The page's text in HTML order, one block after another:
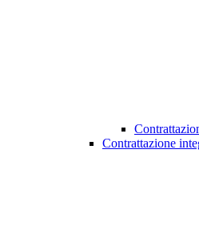
Contrattazione